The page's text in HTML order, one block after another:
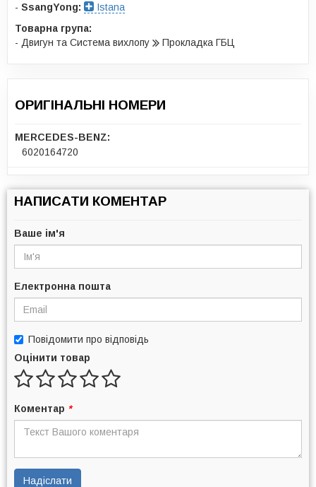
- SsangYong:
Istana
Товарна група:
- Двигун та Система вихлопу
Прокладка ГБЦ
ОРИГІНАЛЬНІ НОМЕРИ
MERCEDES-BENZ:
6020164720
НАПИСАТИ КОМЕНТАР
Ваше ім'я
Електронна пошта
Повідомити про відповідь
Оцінити товар
Коментар *
Надіслати